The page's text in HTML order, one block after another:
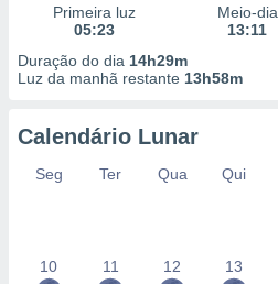
Primeira luz
05:23
Meio-dia
13:11
Duração do dia 14h29m
Luz da manhã restante 13h58m
Calendário Lunar
Seg Ter Qua Qui
10 11 12 13